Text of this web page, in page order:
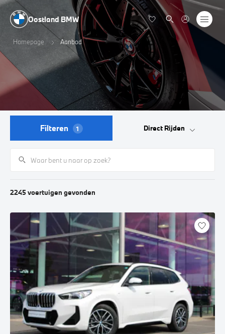
Oostland BMW
Homepage Aanbod
Filteren 1 Direct Rijden
2245 voertuigen gevonden